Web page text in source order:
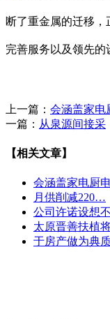
断了重金属的迁移，
完善服务以及领先的
上一篇： 会涵盖家电
一篇： 从泉源间接采
【相关文章】
会涵盖家电厨
月供削减220…
公司许诺设想
太原晋善扶植
于房产做为典